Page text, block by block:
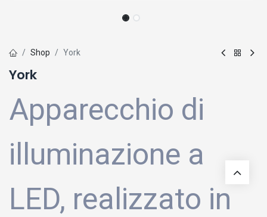
Shop York
York
Apparecchio di
illuminazione a
LED, realizzato in